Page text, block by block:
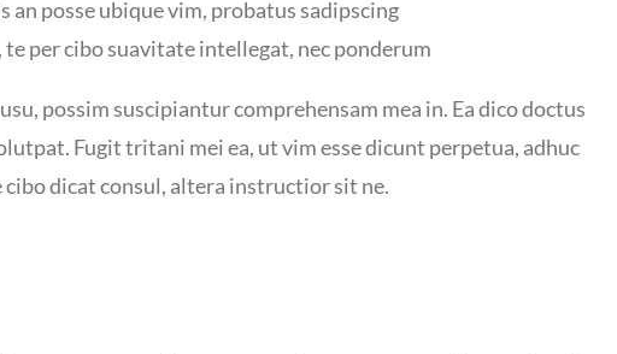
an posse ubique vim, probatus sadipscing
per cibo suavitate intellegat, nec ponderum
possim suscipiantur comprehensam mea in. Ea dico doctus
Fugit tritani mei ea, ut vim esse dicunt perpetua, adhuc
dicat consul, altera instructior sit ne.